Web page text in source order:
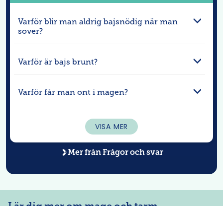
mer
Varför blir man aldrig bajsnödig när man
sover?
Varför är bajs brunt?
Varför får man ont i magen?
VISA MER
Mer frånFrågor och svar